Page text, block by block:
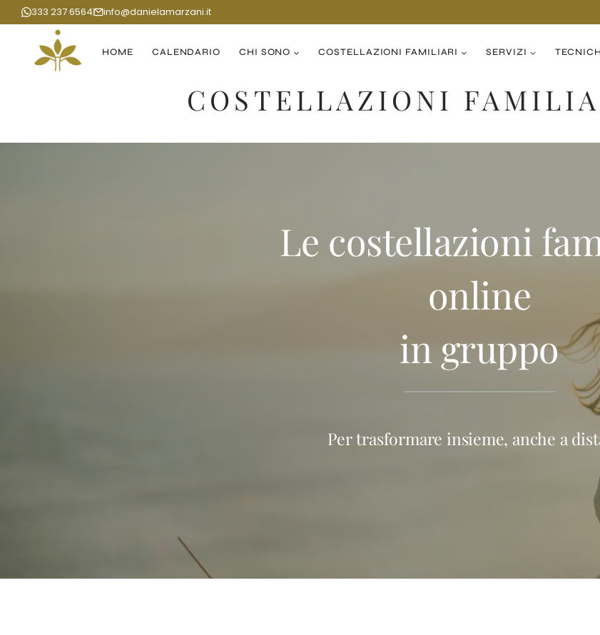
Salta
al
contenuto
333 237 6564 info@danielamarzani.it
HOME CALENDARIO CHI SONO COSTELLAZIONI FAMILIARI SERVIZI
COSTELLAZIONI
Le costellazioni
online
in gruppo
Per trasformare insieme, anche a